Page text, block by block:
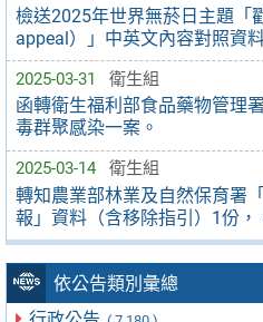
檢送2025年世界無菸日主題「
appeal）」中英文內容對照資
2025-03-31 衛生組
函轉衛生福利部食品藥物管理
毒群聚感染一案。
2025-03-14 衛生組
轉知農業部林業及自然保育署
報」資料（含移除指引）1份，
依公告類別彙總